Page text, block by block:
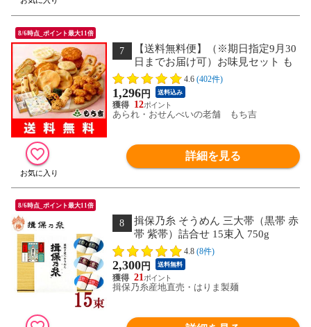
8/6時点_ポイント最大11倍
7
【送料無料便】（※期日指定9月30
日までお届け可）お味見セット も
ちの縁 味まどか (商品カタログ入り)
［※お味見セットのみのご注文の場合、
代金引換はできません。］
4.6 (402件)
1,296円 送料込み
12
あられ・おせんべいの老舗 もち吉
詳細を見る
8/6時点_ポイント最大11倍
8
揖保乃糸 そうめん 三大帯（黒帯 赤
帯 紫帯）詰合せ 15束入 750g
4.8 (8件)
2,300円 送料無料
21
揖保乃糸産地直売・はりま製麺